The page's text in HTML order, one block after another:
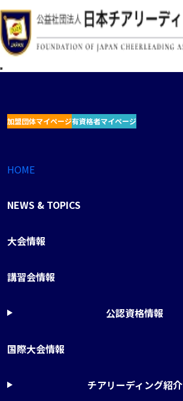
加盟団体マイページ有資格者マイページ
HOME
NEWS & TOPICS
大会情報
講習会情報
公認資格情報
国際大会情報
チアリーディング紹介